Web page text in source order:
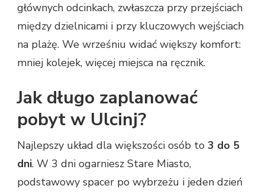
głównych odcinkach, zwłaszcza przy przejściach
między dzielnicami i przy kluczowych wejściach
na plażę. We wrześniu widać większy komfort:
mniej kolejek, więcej miejsca na ręcznik.
Jak długo zaplanować
pobyt w Ulcinj?
Najlepszy układ dla większości osób to 3 do 5
dni. W 3 dni ogarniesz Stare Miasto,
podstawowy spacer po wybrzeżu i jeden dzień